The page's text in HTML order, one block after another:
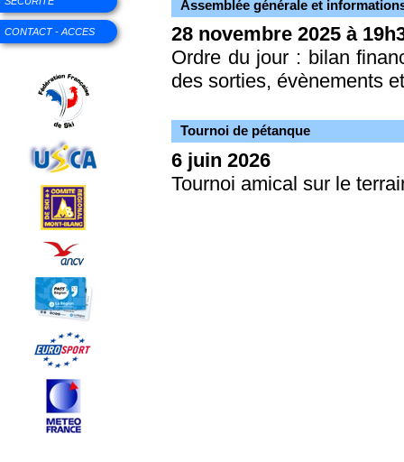
CONTACT - ACCES
Assemblée générale et
28 novembre 2025 à
Ordre du jour : bilan
des sorties, évènements
Tournoi de pétanque
6 juin 2026
Tournoi amical sur le